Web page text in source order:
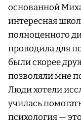
основанной
интересная
полноценного
проводила для
были скорее
позволяли мне
Люди хотели
училась
психология —